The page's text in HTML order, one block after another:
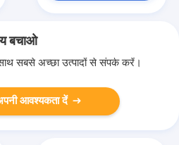
बचाओ
सबसे अच्छा उत्पादों से संपर्क करें।
आवश्यकता दें